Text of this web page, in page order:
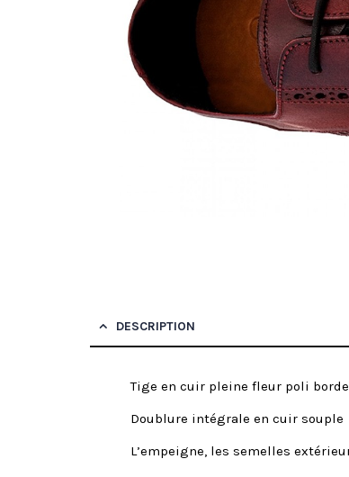
DESCRIPTION
Tige en cuir pleine fleur poli
Doublure intégrale en cuir souple
L’empeigne, les semelles